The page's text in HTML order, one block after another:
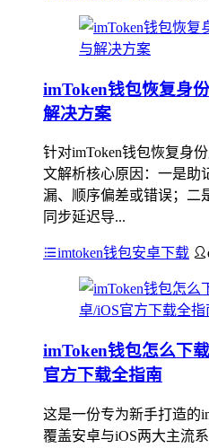
imToken钱包恢复身
解决方案
针对imToken钱包恢复身
文解析核心原因：一是助
漏、顺序偏差或错误；二
同步延迟导...
imtoken钱包安卓下载
imToken钱包怎么下
官方下载全指南
这是一份专为新手打造的
覆盖安卓与iOS两大主流